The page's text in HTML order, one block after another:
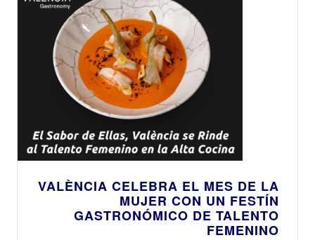
VALÈNCIA CELEBRA EL MES DE LA
MUJER CON UN FESTÍN
GASTRONÓMICO DE TALENTO
FEMENINO